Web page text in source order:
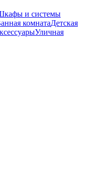
и системы
комнатаДетская
Уличная